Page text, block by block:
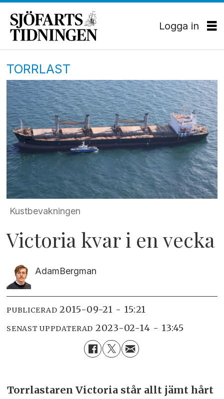
Logga in
TORRLAST
Kustbevakningen
Victoria kvar i en vecka
AdamBergman
PUBLICERAD 2015-09-21 - 15:21
SENAST UPPDATERAD 2023-02-14 - 13:45
Torrlastaren Victoria står allt jämt hårt